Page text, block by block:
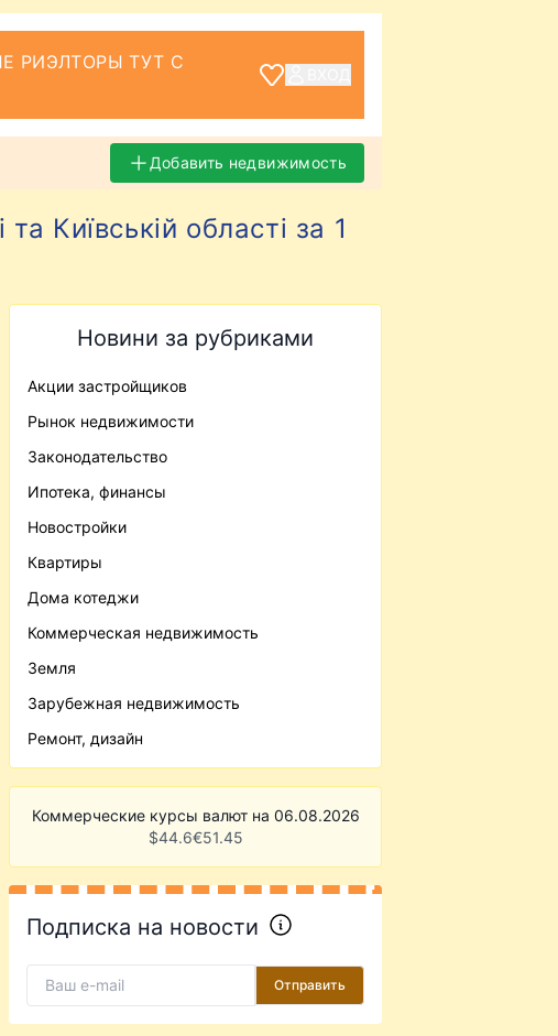
РИЭЛТОРЫ ТУТ С
Добавить недвижимость
Київській області за 1
Новини за рубриками
Акции застройщиков
Рынок недвижимости
Законодательство
Ипотека, финансы
Новостройки
Квартиры
Дома котеджи
Коммерческая недвижимость
Земля
Зарубежная недвижимость
Ремонт, дизайн
Коммерческие курсы валют на 06.08.2026
$44.6€51.45
Подписка на новости
Отправить